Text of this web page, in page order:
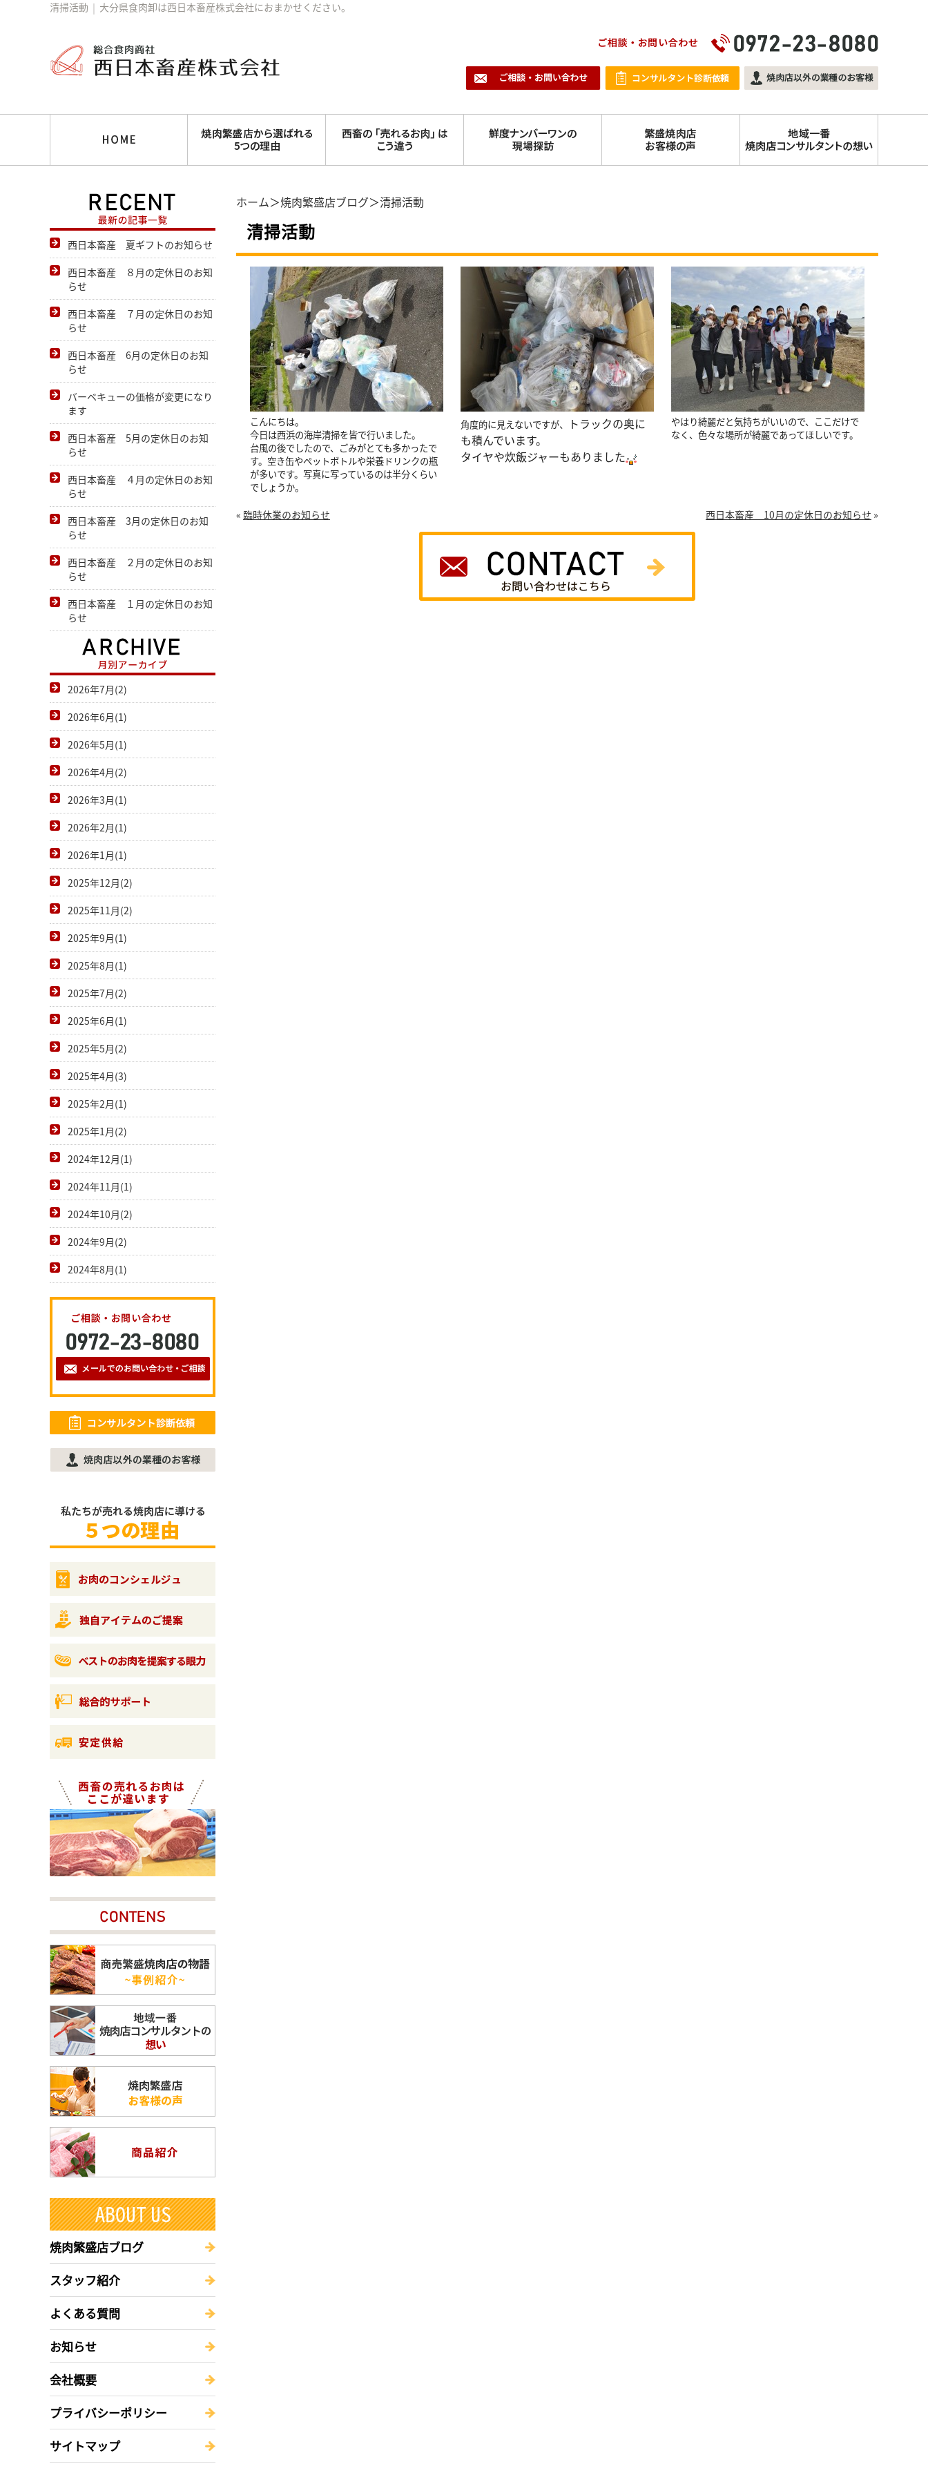
清掃活動 │ 大分県食肉卸は西日本畜産株式会社におまかせください。
ホーム＞焼肉繁盛店ブログ＞清掃活動
清掃活動
こんにちは。
今日は西浜の海岸清掃を皆で行いました。
台風の後でしたので、ごみがとても多かったで
す。空き缶やペットボトルや栄養ドリンクの瓶
が多いです。写真に写っているのは半分くらい
でしょうか。
角度的に見えないですが、
トラックの奥に
も積んでいます。
タイヤや炊飯ジャーもありました
やはり綺麗だと気持ちがいいので、ここだけで
なく、色々な場所が綺麗であってほしいです。
« 臨時休業のお知らせ 西日本畜産 10月の定休日のお知らせ »
西日本畜産 夏ギフトのお知らせ
西日本畜産 ８月の定休日のお知
らせ
西日本畜産 ７月の定休日のお知
らせ
西日本畜産 6月の定休日のお知
らせ
バーベキューの価格が変更になり
ます
西日本畜産 5月の定休日のお知
らせ
西日本畜産 ４月の定休日のお知
らせ
西日本畜産 3月の定休日のお知
らせ
西日本畜産 ２月の定休日のお知
らせ
西日本畜産 １月の定休日のお知
らせ
2026年7月(2)
2026年6月(1)
2026年5月(1)
2026年4月(2)
2026年3月(1)
2026年2月(1)
2026年1月(1)
2025年12月(2)
2025年11月(2)
2025年9月(1)
2025年8月(1)
2025年7月(2)
2025年6月(1)
2025年5月(2)
2025年4月(3)
2025年2月(1)
2025年1月(2)
2024年12月(1)
2024年11月(1)
2024年10月(2)
2024年9月(2)
2024年8月(1)
焼肉繁盛店ブログ
スタッフ紹介
よくある質問
お知らせ
会社概要
プライバシーポリシー
サイトマップ